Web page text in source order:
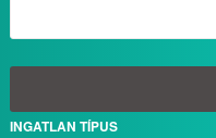
INGATLAN TÍPUS